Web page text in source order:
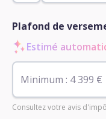
Plafond de
Estimé
Consultez votre avis